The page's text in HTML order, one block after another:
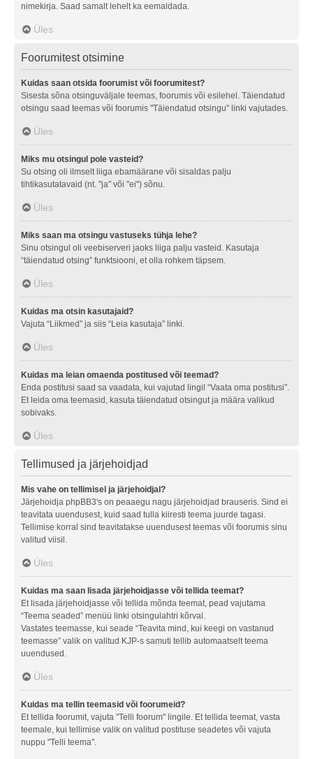
nimekirja. Saad samalt lehelt ka eemaldada.
Üles
Foorumitest otsimine
Kuidas saan otsida foorumist või foorumitest?
Sisesta sõna otsinguväljale teemas, foorumis või esilehel. Täiendatud
otsingu saad teemas või foorumis "Täiendatud otsingu" linki vajutades.
Üles
Miks mu otsingul pole vasteid?
Su otsing oli ilmselt liiga ebamäärane või sisaldas palju
tihtikasutatavaid (nt. "ja" või "ei") sõnu.
Üles
Miks saan ma otsingu vastuseks tühja lehe?
Sinu otsingul oli veebiserveri jaoks liiga palju vasteid. Kasutaja
“täiendatud otsing” funktsiooni, et olla rohkem täpsem.
Üles
Kuidas ma otsin kasutajaid?
Vajuta “Liikmed” ja siis “Leia kasutaja” linki.
Üles
Kuidas ma leian omaenda postitused või teemad?
Enda postitusi saad sa vaadata, kui vajutad lingil “Vaata oma postitusi”.
Et leida oma teemasid, kasuta täiendatud otsingut ja määra valikud
sobivaks.
Üles
Tellimused ja järjehoidjad
Mis vahe on tellimisel ja järjehoidjal?
Järjehoidja phpBB3's on peaaegu nagu järjehoidjad brauseris. Sind ei
teavitata uuendusest, kuid saad tulla kiiresti teema juurde tagasi.
Tellimise korral sind teavitatakse uuendusest teemas või foorumis sinu
valitud viisil.
Üles
Kuidas ma saan lisada järjehoidjasse või tellida teemat?
Et lisada järjehoidjasse või tellida mõnda teemat, pead vajutama
“Teema seaded” menüü linki otsingulahtri kõrval.
Vastates teemasse, kui seade “Teavita mind, kui keegi on vastanud
teemasse” valik on valitud KJP-s samuti tellib automaatselt teema
uuendused.
Üles
Kuidas ma tellin teemasid või foorumeid?
Et tellida foorumit, vajuta "Telli foorum" lingile. Et tellida teemat, vasta
teemale, kui tellimise valik on valitud postituse seadetes või vajuta
nuppu "Telli teema".